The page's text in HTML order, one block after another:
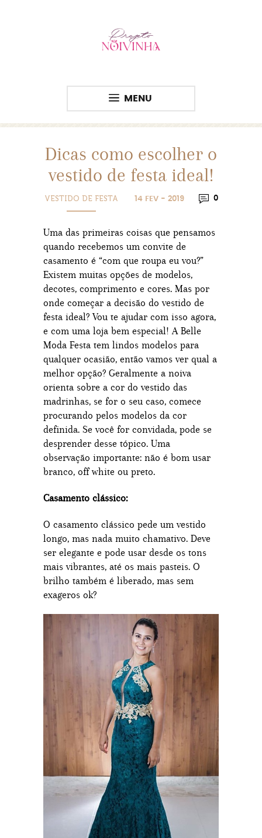
MENU
Dicas como escolher o
vestido de festa ideal!
VESTIDO DE FESTA 14 FEV - 2019 0
Uma das primeiras coisas que pensamos
quando recebemos um convite de
casamento é “com que roupa eu vou?”
Existem muitas opções de modelos,
decotes, comprimento e cores. Mas por
onde começar a decisão do vestido de
festa ideal? Vou te ajudar com isso agora,
e com uma loja bem especial! A Belle
Moda Festa tem lindos modelos para
qualquer ocasião, então vamos ver qual a
melhor opção? Geralmente a noiva
orienta sobre a cor do vestido das
madrinhas, se for o seu caso, comece
procurando pelos modelos da cor
definida. Se você for convidada, pode se
desprender desse tópico. Uma
observação importante: não é bom usar
branco, off white ou preto.
Casamento clássico:
O casamento clássico pede um vestido
longo, mas nada muito chamativo. Deve
ser elegante e pode usar desde os tons
mais vibrantes, até os mais pasteis. O
brilho também é liberado, mas sem
exageros ok?